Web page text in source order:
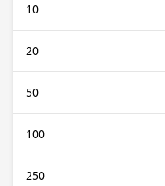
10
20
50
100
250